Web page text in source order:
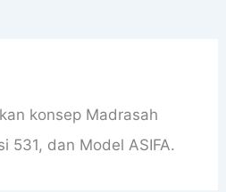
konsep Madrasah
531, dan Model ASIFA.